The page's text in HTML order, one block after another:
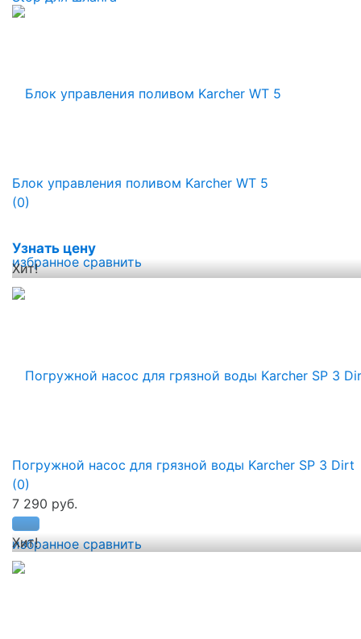
избранное сравнить
Блок управления поливом Karcher WT 5
(0)
Узнать цену
Хит!
избранное сравнить
Погружной насос для грязной воды Karcher SP 3 Dirt
(0)
7 290 руб.
Хит!